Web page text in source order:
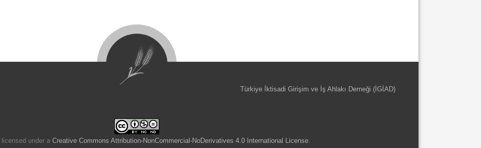
Türkiye İktisadi Girişim ve İş Ahlakı Derneği (İGİAD)
under a Creative Commons Attribution-NonCommercial-NoDerivatives 4.0 International License.